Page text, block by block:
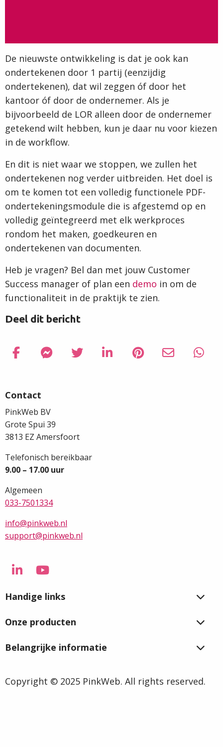
De nieuwste ontwikkeling is dat je ook kan
ondertekenen door 1 partij (eenzijdig
ondertekenen), dat wil zeggen óf door het
kantoor óf door de ondernemer. Als je
bijvoorbeeld de LOR alleen door de ondernemer
getekend wilt hebben, kun je daar nu voor kiezen
in de workflow.
En dit is niet waar we stoppen, we zullen het
ondertekenen nog verder uitbreiden. Het doel is
om te komen tot een volledig functionele PDF-
ondertekeningsmodule die is afgestemd op en
volledig geïntegreerd met elk werkproces
rondom het maken, goedkeuren en
ondertekenen van documenten.
Heb je vragen? Bel dan met jouw Customer
Success manager of plan een demo in om de
functionaliteit in de praktijk te zien.
Deel dit bericht
Delen via Facebook
Delen
Delen via Facebook Messenger
Delen
Delen via Twitter
Delen
Delen via LinkedIn
Delen
Delen via Pinterest
Delen
Delen via
Delen
Delen
Contact
PinkWeb BV
Grote Spui 39
3813 EZ Amersfoort
Telefonisch bereikbaar
9.00 – 17.00 uur
Algemeen
033-7501334
info@pinkweb.nl
support@pinkweb.nl
Ga
LinkedIn
Ga
YouTube
Handige links
Onze producten
Belangrijke informatie
Copyright © 2025 PinkWeb. All rights reserved.